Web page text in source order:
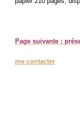
Page suivante :
me contacter